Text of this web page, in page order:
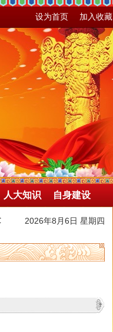
设为首页 加入收藏
人大知识 自身建设
2026年8月6日 星期四